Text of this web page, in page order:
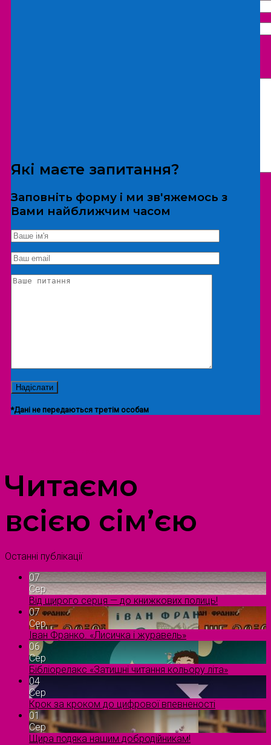
*Дані не передаються третім особам
Екскурсія/локація
Які маєте запитання?
Заповніть форму і ми зв'яжемось з
Вами найближчим часом
*Дані не передаються третім особам
Читаємо
всією сім’єю
Останні публікації
07
Сер
Від щирого серця — до книжкових полиць!
07
Сер
Іван Франко. «Лисичка і журавель»
06
Сер
Бібліорелакс «Затишні читання кольору літа»
04
Сер
Крок за кроком до цифрової впевненості
01
Сер
Щира подяка нашим добродійникам!